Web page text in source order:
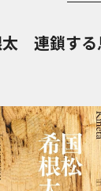
太 連鎖す